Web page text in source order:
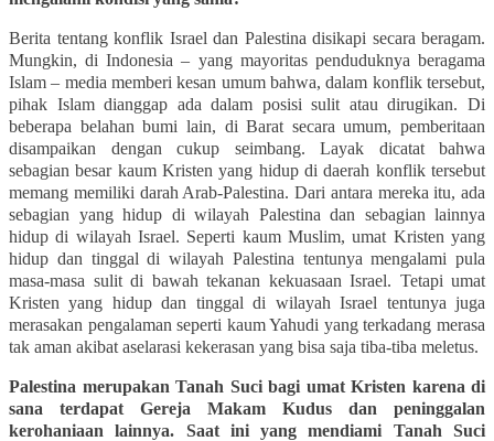
Berita tentang konflik Israel dan Palestina disikapi secara beragam.
Mungkin, di Indonesia – yang mayoritas penduduknya beragama
Islam – media memberi kesan umum bahwa, dalam konflik tersebut,
pihak Islam dianggap ada dalam posisi sulit atau dirugikan. Di
beberapa belahan bumi lain, di Barat secara umum, pemberitaan
disampaikan dengan cukup seimbang. Layak dicatat bahwa
sebagian besar kaum Kristen yang hidup di daerah konflik tersebut
memang memiliki darah Arab-Palestina. Dari antara mereka itu, ada
sebagian yang hidup di wilayah Palestina dan sebagian lainnya
hidup di wilayah Israel. Seperti kaum Muslim, umat Kristen yang
hidup dan tinggal di wilayah Palestina tentunya mengalami pula
masa-masa sulit di bawah tekanan kekuasaan Israel. Tetapi umat
Kristen yang hidup dan tinggal di wilayah Israel tentunya juga
merasakan pengalaman seperti kaum Yahudi yang terkadang merasa
tak aman akibat aselarasi kekerasan yang bisa saja tiba-tiba meletus.
Palestina merupakan Tanah Suci bagi umat Kristen karena di
sana terdapat Gereja Makam Kudus dan peninggalan
kerohaniaan lainnya. Saat ini yang mendiami Tanah Suci